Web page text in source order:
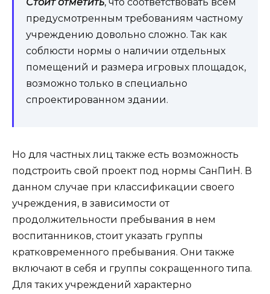
предусмотренным требованиям частному
учреждению довольно сложно. Так как
соблюсти нормы о наличии отдельных
помещений и размера игровых площадок,
возможно только в специально
спроектированном здании.
Но для частных лиц также есть возможность
подстроить свой проект под нормы СанПиН. В
данном случае при классификации своего
учреждения, в зависимости от
продолжительности пребывания в нем
воспитанников, стоит указать группы
кратковременного пребывания. Они также
включают в себя и группы сокращенного типа.
Для таких учреждений характерно